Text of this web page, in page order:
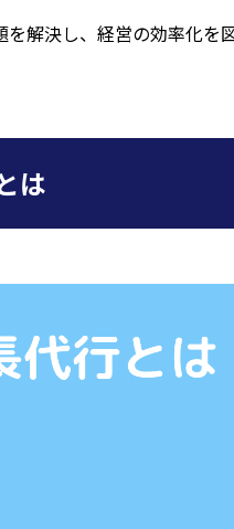
を解決し、経営の効率化
は